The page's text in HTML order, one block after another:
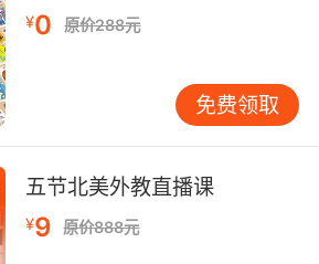
¥0 原价288元
免费领取
五节北美外教直播课
¥9 原价888元